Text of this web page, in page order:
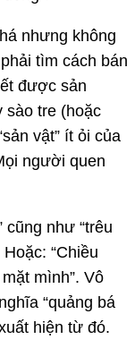
nhưng không
tìm cách bán
được sản
sào tre (hoặc
vật” ít ỏi của
người quen
cũng như “trêu
“Chiều
mình”. Vô
“quảng bá
hiện từ đó.